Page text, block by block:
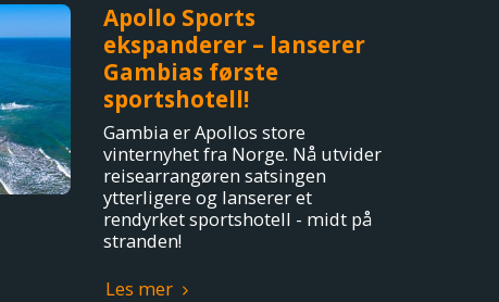
Apollo Sports
ekspanderer – lanserer
Gambias første
sportshotell!
Gambia er Apollos store
vinternyhet fra Norge. Nå utvider
reisearrangøren satsingen
ytterligere og lanserer et
rendyrket sportshotell - midt på
stranden!
Les mer